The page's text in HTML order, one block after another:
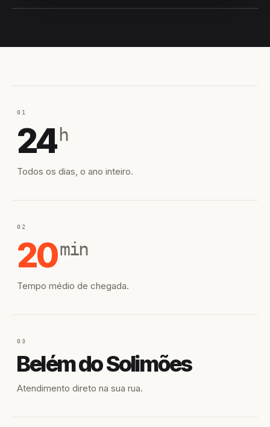
01
24 h
Todos os dias, o ano inteiro.
02
20min
Tempo médio de chegada.
03
Belém do Solimões
Atendimento direto na sua rua.